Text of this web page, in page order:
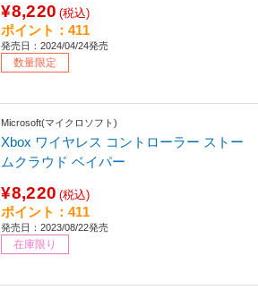
¥8,220 (税込)
ポイント：411
発売日：2024/04/24発売
数量限定
Microsoft(マイクロソフト)
Xbox ワイヤレス コントローラー ストー
ムクラウド ベイパー
¥8,220 (税込)
ポイント：411
発売日：2023/08/22発売
在庫限り